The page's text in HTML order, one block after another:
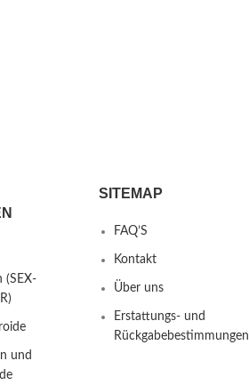
(SEX-
und
SITEMAP
FAQ’S
Kontakt
Über uns
Erstattungs- und
Rückgabebestimmungen